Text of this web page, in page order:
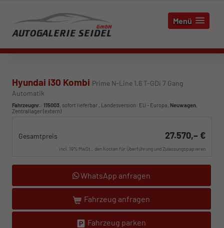
Menü
Hyundai i30 Kombi Prime N-Line 1.6 T-GDi 7 Gang
Automatik
Fahrzeugnr.: 115003, sofort lieferbar , Landesversion: EU - Europa, Neuwagen,
Zentrallager (extern)
Gesamtpreis 27.570,– €
incl. 19% MwSt., den Kosten für Überführung und Zulassungspapieren
WhatsApp anfragen
Fahrzeug anfragen
Fahrzeug parken